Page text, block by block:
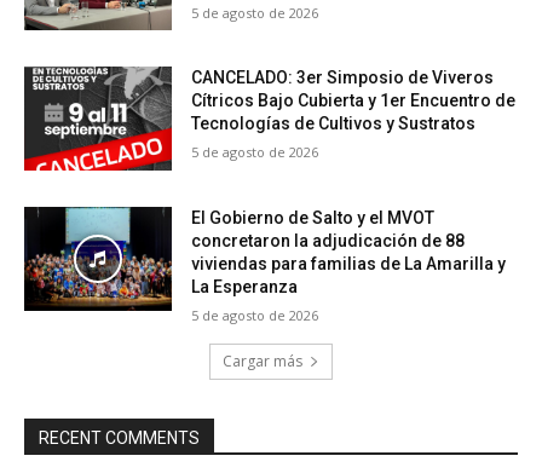
5 de agosto de 2026
CANCELADO: 3er Simposio de Viveros
Cítricos Bajo Cubierta y 1er Encuentro de
Tecnologías de Cultivos y Sustratos
5 de agosto de 2026
El Gobierno de Salto y el MVOT
concretaron la adjudicación de 88
viviendas para familias de La Amarilla y
La Esperanza
5 de agosto de 2026
Cargar más
RECENT COMMENTS